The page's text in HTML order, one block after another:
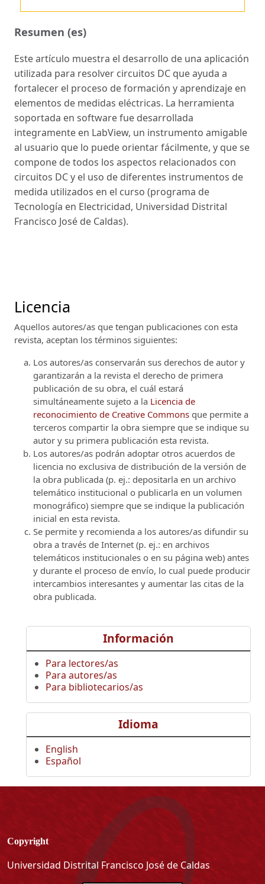
Resumen (es)
Este artículo muestra el desarrollo de una aplicación
utilizada para resolver circuitos DC que ayuda a
fortalecer el proceso de formación y aprendizaje en
elementos de medidas eléctricas. La herramienta
soportada en software fue desarrollada
integramente en LabView, un instrumento amigable
al usuario que lo puede orientar fácilmente, y que se
compone de todos los aspectos relacionados con
circuitos DC y el uso de diferentes instrumentos de
medida utilizados en el curso (programa de
Tecnología en Electricidad, Universidad Distrital
Francisco José de Caldas).
Licencia
Aquellos autores/as que tengan publicaciones con esta
revista, aceptan los términos siguientes:
Los autores/as conservarán sus derechos de autor y
garantizarán a la revista el derecho de primera
publicación de su obra, el cuál estará
simultáneamente sujeto a la Licencia de
reconocimiento de Creative Commons que permite a
terceros compartir la obra siempre que se indique su
autor y su primera publicación esta revista.
Los autores/as podrán adoptar otros acuerdos de
licencia no exclusiva de distribución de la versión de
la obra publicada (p. ej.: depositarla en un archivo
telemático institucional o publicarla en un volumen
monográfico) siempre que se indique la publicación
inicial en esta revista.
Se permite y recomienda a los autores/as difundir su
obra a través de Internet (p. ej.: en archivos
telemáticos institucionales o en su página web) antes
y durante el proceso de envío, lo cual puede producir
intercambios interesantes y aumentar las citas de la
obra publicada.
Información
Para lectores/as
Para autores/as
Para bibliotecarios/as
Idioma
English
Español
Copyright
Universidad Distrital Francisco José de Caldas